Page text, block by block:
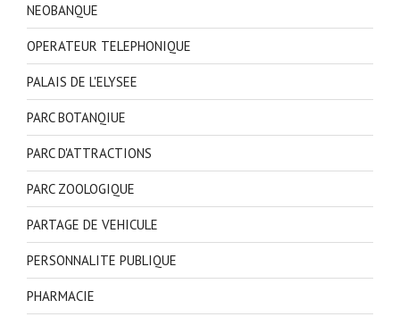
NEOBANQUE
OPERATEUR TELEPHONIQUE
PALAIS DE L'ELYSEE
PARC BOTANQIUE
PARC D'ATTRACTIONS
PARC ZOOLOGIQUE
PARTAGE DE VEHICULE
PERSONNALITE PUBLIQUE
PHARMACIE